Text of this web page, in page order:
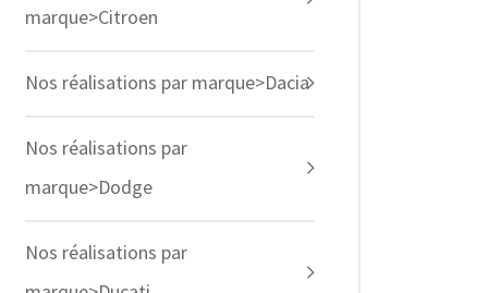
marque>Citroen
Nos réalisations par marque>Dacia
Nos réalisations par
marque>Dodge
Nos réalisations par